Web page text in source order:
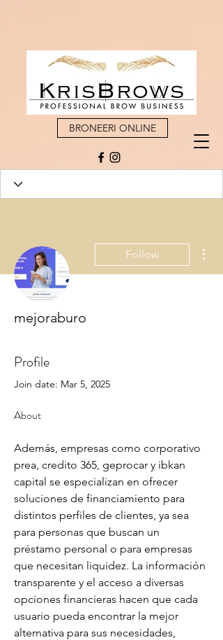
BRONEERI ONLINE
Follow
mejoraburo
Profile
Join date: Mar 5, 2025
About
Además, empresas como corporativo
prea, credito 365, geprocar y ibkan
capital se especializan en ofrecer
soluciones de financiamiento para
distintos perfiles de clientes, ya sea
para personas que buscan un
préstamo personal o para empresas
que necesitan liquidez. La información
transparente y el acceso a diversas
opciones financieras hacen que cada
usuario pueda encontrar la mejor
alternativa para sus necesidades,